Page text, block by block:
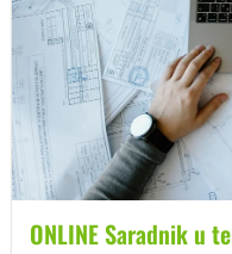
ONLINE Saradnik u